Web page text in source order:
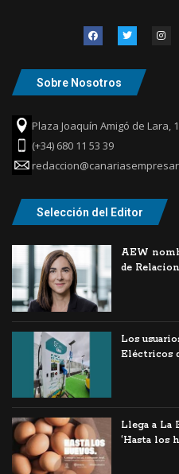
Sobre Nosotros
Plaza Joaquín Amigó de Lara,
(+34) 680 11 53 39
Selección del Editor
AEW
de
Los
Eléctricos
Llega a La
‘Hasta los